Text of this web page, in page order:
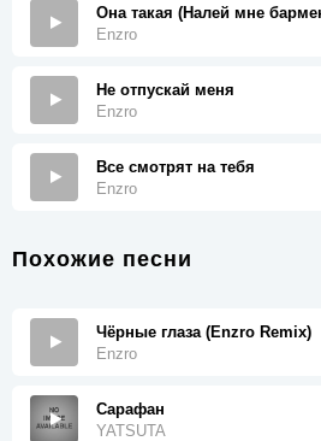
Она такая (Налей мне
Enzro
Не отпускай меня
Enzro
Все смотрят на тебя
Enzro
Похожие песни
Чёрные глаза (Enzro Remix)
Enzro
Сарафан
YATSUTA